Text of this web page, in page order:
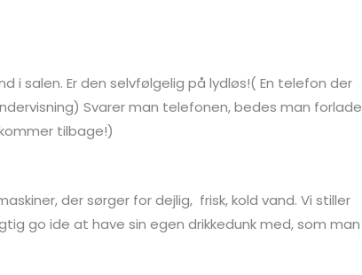
i salen. Er den selvfølgelig på lydløs!( En telefon der
Svarer man telefonen, bedes man forlade
tilbage!)
der sørger for dejlig, frisk, kold vand. Vi stiller
go ide at have sin egen drikkedunk med, som man